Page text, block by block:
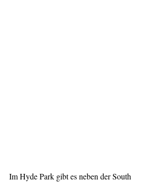
Im Hyde Park gibt es neben der South